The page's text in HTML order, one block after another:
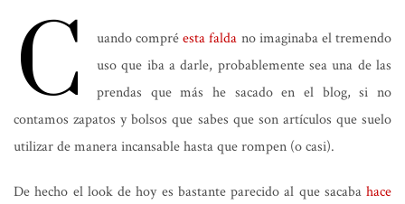
C uando compréesta falda no imaginaba el tremendo
uso que iba a darle, probablemente sea una de las
prendas que más he sacado en el blog, si no
contamos zapatos y bolsos que sabes que son artículos que suelo
utilizar de manera incansable hasta que rompen (o casi).
De hecho el look de hoy es bastante parecido al que sacaba hace